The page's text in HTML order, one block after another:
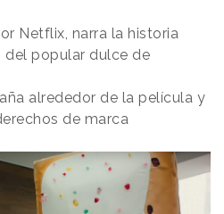
Netflix, narra la historia
popular dulce de
alrededor de la película y
de marca